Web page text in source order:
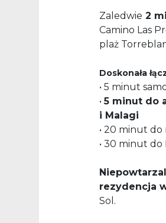
Zaledwie 2
Camino Las
plaż
Doskonała
• 5 minut
•5 minut do
i Malagi
• 20 minut
• 30 minut do
rezydencja
Sol.